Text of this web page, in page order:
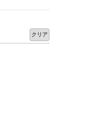
クリア